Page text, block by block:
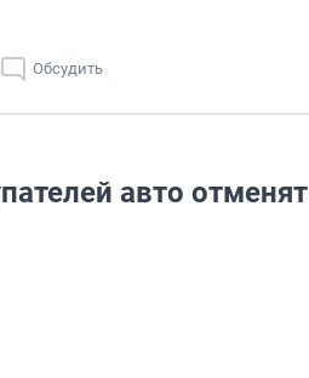
Обсудить
авто отменят